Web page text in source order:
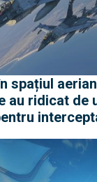
spațiul
au ridicat de